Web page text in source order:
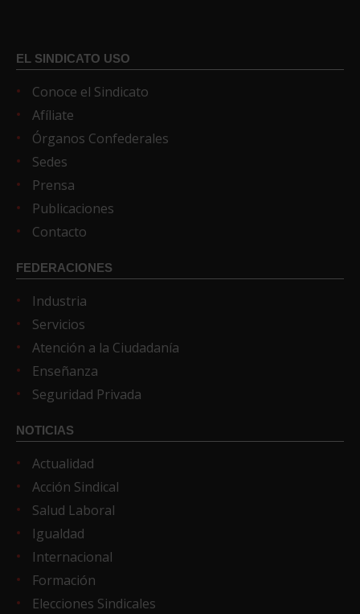
EL SINDICATO USO
Conoce el Sindicato
Afíliate
Órganos Confederales
Sedes
Prensa
Publicaciones
Contacto
FEDERACIONES
Industria
Servicios
Atención a la Ciudadanía
Enseñanza
Seguridad Privada
NOTICIAS
Actualidad
Acción Sindical
Salud Laboral
Igualdad
Internacional
Formación
Elecciones Sindicales